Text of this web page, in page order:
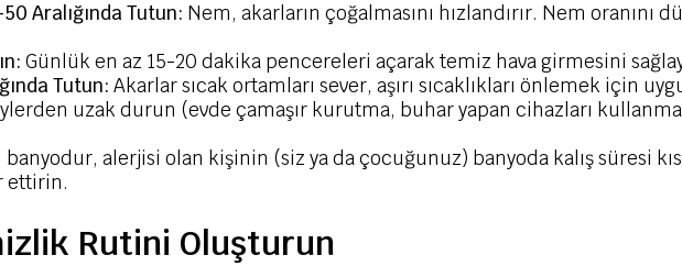
Aralığında Tutun: Nem, akarların çoğalmasını hızlandırır. Nem oranını
Günlük en az 15-20 dakika pencereleri açarak temiz hava girmesini
Tutun: Akarlar sıcak ortamları sever, aşırı sıcaklıkları önlemek için
uzak durun (evde çamaşır kurutma, buhar yapan cihazları
alerjisi olan kişinin (siz ya da çocuğunuz) banyoda kalış süresi
ettirin.
Rutini Oluşturun